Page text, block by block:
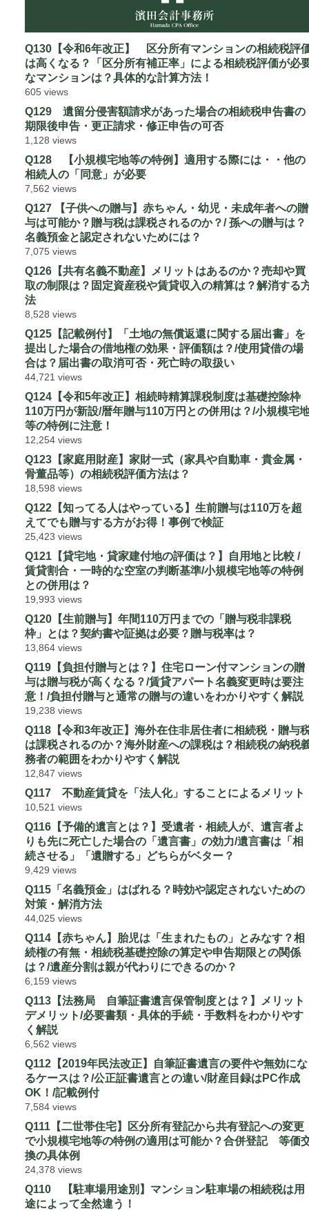
Q130【令和6年改正】 区分所有マンションの相続税評
は高くなる？「区分所有補正率」による相続税評価が必
なマンションは？具体的な計算方法！
605 views
Q129 遺留分侵害額請求があった場合の相続税申告書の
期限後申告・更正請求・修正申告の可否
1,128 views
Q128 【小規模宅地等の特例】適用する際には・・他の
相続人の「同意」が必要
7,562 views
Q127 【子供への贈与】赤ちゃん・幼児・未成年者への贈
与は可能か？贈与税は課税されるのか？/ 孫への贈与は？
名義預金と認定されないためには？
7,075 views
Q126【共有名義不動産】メリットはあるのか？売却や買
取の制限は？固定資産税や賃貸収入の精算は？解消する
法
8,528 views
Q125【記載例付】「土地の無償返還に関する届出書」を
提出した場合の借地権の効果・評価額は？/使用貸借の場
合は？届出書の取消可否・死亡時の取扱い
44,721 views
Q124【令和5年改正】相続時精算課税制度は基礎控除枠
110万円が新設/暦年贈与110万円との併用は？/小規模宅
等の特例に注意！
12,254 views
Q123【家庭用財産】家財一式（家具や自動車・貴金属・
骨董品等）の相続税評価方法は？
18,598 views
Q122【知ってる人はやっている】生前贈与は110万を超
えてでも贈与する方がお得！事例で検証
25,423 views
Q121【貸宅地・貸家建付地の評価は？】自用地と比較 /
賃貸割合・一時的な空室の判断基準/小規模宅地等の特例
との併用は？
19,993 views
Q120【生前贈与】年間110万円までの「贈与税非課税
枠」とは？契約書や証拠は必要？贈与税率は？
13,864 views
Q119【負担付贈与とは？】住宅ローン付マンションの贈
与は贈与税が高くなる？/賃貸アパート名義変更時は要注
意！/負担付贈与と通常の贈与の違いをわかりやすく解説
19,238 views
Q118【令和3年改正】海外在住非居住者に相続税・贈与
は課税されるのか？海外財産への課税は？相続税の納税
務者の範囲をわかりやすく解説
12,847 views
Q117 不動産賃貸を「法人化」することによるメリット
10,521 views
Q116【予備的遺言とは？】受遺者・相続人が、遺言者よ
りも先に死亡した場合の「遺言書」の効力/遺言書は「相
続させる」「遺贈する」どちらがベター？
9,429 views
Q115「名義預金」はばれる？時効や認定されないための
対策・解消方法
44,025 views
Q114【赤ちゃん】胎児は「生まれたもの」とみなす？相
続権の有無・相続税基礎控除の算定や申告期限との関係
は？/遺産分割は親が代わりにできるのか？
6,159 views
Q113【法務局 自筆証書遺言保管制度とは？】メリット
デメリット/必要書類・具体的手続・手数料をわかりやす
く解説
6,562 views
Q112【2019年民法改正】自筆証書遺言の要件や無効にな
るケースは？/公正証書遺言との違い/財産目録はPC作成
OK！/記載例付
7,584 views
Q111【二世帯住宅】区分所有登記から共有登記への変更
で小規模宅地等の特例の適用は可能か？合併登記 等価
換の具体例
24,378 views
Q110 【駐車場用途別】マンション駐車場の相続税は用
途によって全然違う！